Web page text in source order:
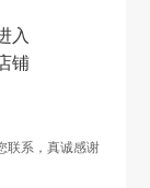
入
铺
联系，真诚感谢